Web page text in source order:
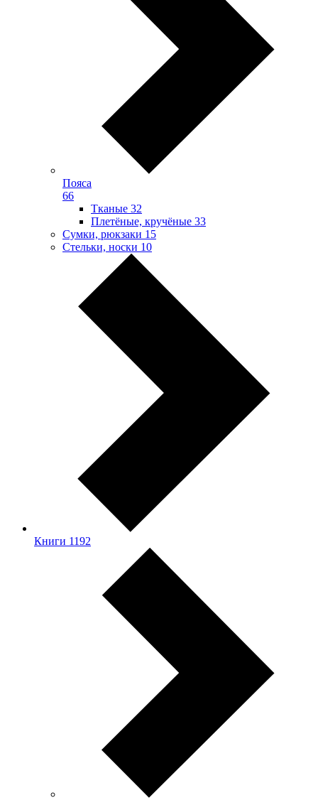
Пояса
66
Тканые 32
Плетёные, кручёные 33
Сумки, рюкзаки 15
Стельки, носки 10
Книги 1192